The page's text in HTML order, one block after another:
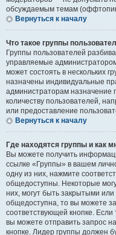
обсуждаемым темам
Вернуться к началу
Что такое группы
Группы пользователей
управляемые
может состоять в нескольких
назначены индивидуальные
администраторам назначение
количеству пользователей,
или предоставление
Вернуться к началу
Где находятся группы и как
Вы можете получить
ссылке «Группы» в вашем
одну из них, нажмите
общедоступны. Некоторые
них, могут быть закрытыми
общедоступна, то вы можете
соответствующей кнопке. Если
вы можете отправить запрос
кнопке. Лидер группы должен